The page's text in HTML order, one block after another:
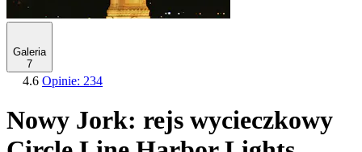
Galeria
7
4.6 Opinie: 234
Nowy Jork: rejs wycieczkowy